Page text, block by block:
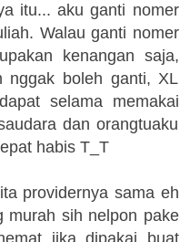
itu... aku ganti nomer
Walau ganti nomer
kenangan saja,
nggak boleh ganti, XL
selama memakai
dan orangtuaku
habis T_T
providernya sama eh
murah sih nelpon pake
jika dipakai buat